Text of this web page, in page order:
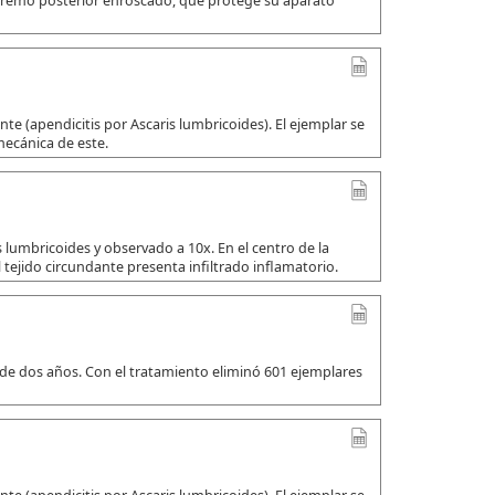
(apendicitis por Ascaris lumbricoides). El ejemplar se
de este.
y observado a 10x. En el centro de la
tejido circundante presenta infiltrado inflamatorio.
dos años. Con el tratamiento eliminó 601 ejemplares